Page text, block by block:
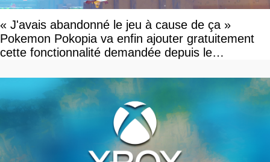
« J'avais abandonné le jeu à cause de ça »
Pokemon Pokopia va enfin ajouter gratuitement
cette fonctionnalité demandée depuis le